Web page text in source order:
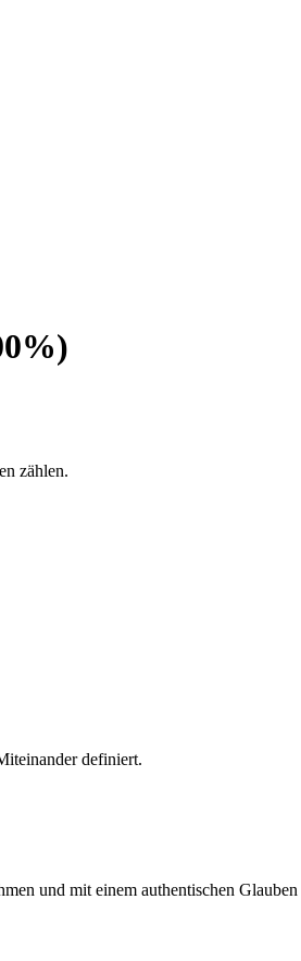
zählen.
definiert.
und mit einem authentischen Glauben